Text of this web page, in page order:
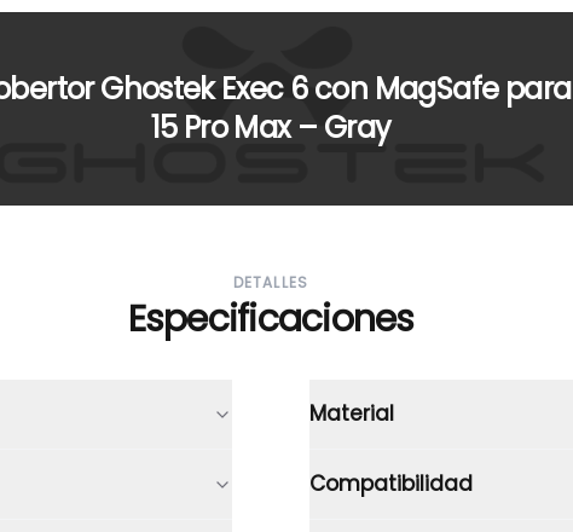
Ghostek Exec 6 con MagSafe para
15 Pro Max – Gray
DETALLES
Especificaciones
Material
Compatibilidad